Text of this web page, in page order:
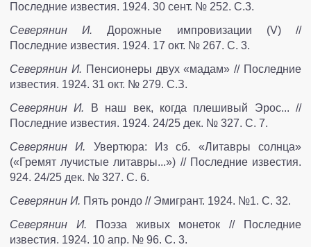
Последние известия. 1924. 30 сент. № 252. С.3.
Северянин И. Дорожные импровизации (V) //
Последние известия. 1924. 17 окт. № 267. С. 3.
Северянин И. Пенсионеры двух «мадам» // Последние
известия. 1924. 31 окт. № 279. С.З.
Северянин И. В наш век, когда плешивый Эрос... //
Последние известия. 1924. 24/25 дек. № 327. С. 7.
Северянин И. Увертюра: Из сб. «Литавры солнца»
(«Гремят лучистые литавры...») // Последние известия.
924. 24/25 дек. № 327. С. 6.
Северянин И. Пять рондо // Эмигрант. 1924. №1. С. 32.
Северянин И. Поэза живых монеток // Последние
известия. 1924. 10 апр. № 96. С. 3.